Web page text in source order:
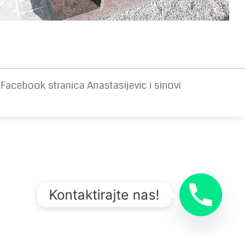
Facebook stranica Anastasijevic i sinovi
Kontaktirajte nas!